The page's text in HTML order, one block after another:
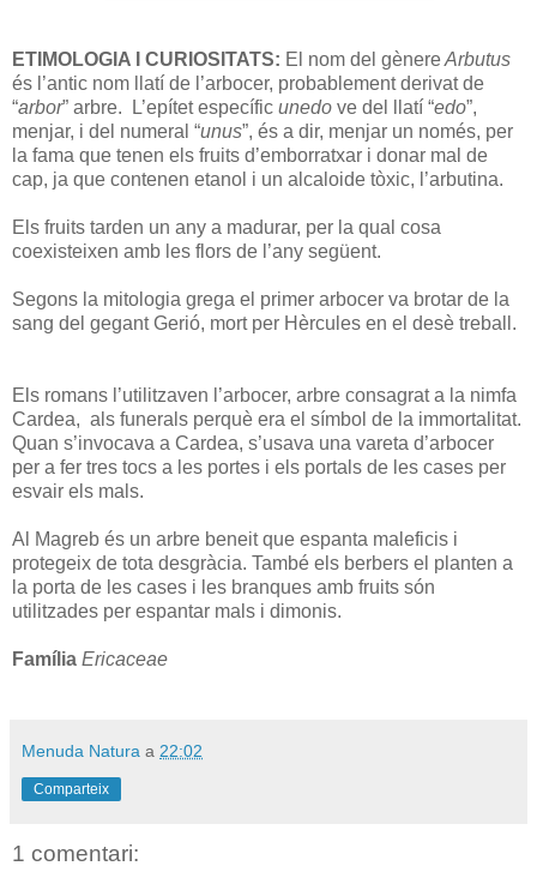
ETIMOLOGIA I CURIOSITATS: El nom del gènereArbutus
és l’antic nom llatí de l’arbocer, probablement derivat de
“arbor” arbre. L’epítet específic unedo ve del llatí “edo”,
menjar, i del numeral “unus”, és a dir, menjar un només, per
la fama que tenen els fruits d’emborratxar i donar mal de
cap, ja que contenen etanol i un alcaloide tòxic, l’arbutina.
Els fruits tarden un any a madurar, per la qual cosa
coexisteixen amb les flors de l’any següent.
Segons la mitologia grega el primer arbocer va brotar de la
sang del gegant Gerió, mort per Hèrcules en el desè treball.
Els romans l’utilitzaven l’arbocer, arbre consagrat a la nimfa
Cardea, als funerals perquè era el símbol de la immortalitat.
Quan s’invocava a Cardea, s’usava una vareta d’arbocer
per a fer tres tocs a les portes i els portals de les cases per
esvair els mals.
Al Magreb és un arbre beneit que espanta maleficis i
protegeix de tota desgràcia. També els berbers el planten a
la porta de les cases i les branques amb fruits són
utilitzades per espantar mals i dimonis.
Família Ericaceae
Menuda Natura a 22:02
Comparteix
1 comentari: